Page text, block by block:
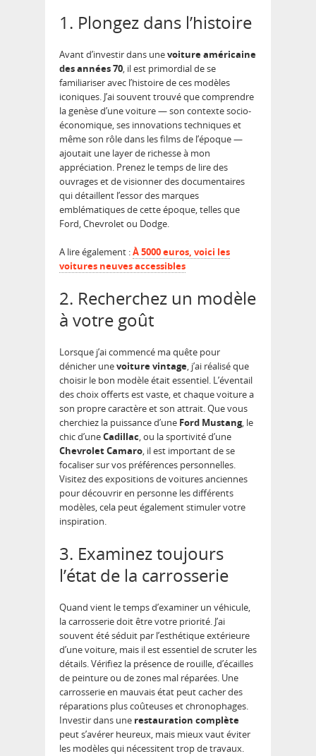
1. Plongez dans l’histoire
Avant d’investir dans unevoiture américaine
des années 70, il est primordial de se
familiariser avec l’histoire de ces modèles
iconiques. J’ai souvent trouvé que comprendre
la genèse d’une voiture — son contexte socio-
économique, ses innovations techniques et
même son rôle dans les films de l’époque —
ajoutait une layer de richesse à mon
appréciation. Prenez le temps de lire des
ouvrages et de visionner des documentaires
qui détaillent l’essor des marques
emblématiques de cette époque, telles que
Ford, Chevrolet ou Dodge.
A lire également :À 5000 euros, voici les
voitures neuves accessibles
2. Recherchez un modèle
à votre goût
Lorsque j’ai commencé ma quête pour
dénicher unevoiture vintage, j’ai réalisé que
choisir le bon modèle était essentiel. L’éventail
des choix offerts est vaste, et chaque voiture a
son propre caractère et son attrait. Que vous
cherchiez la puissance d’une Ford Mustang, le
chic d’uneCadillac, ou la sportivité d’une
Chevrolet Camaro, il est important de se
focaliser sur vos préférences personnelles.
Visitez des expositions de voitures anciennes
pour découvrir en personne les différents
modèles, cela peut également stimuler votre
inspiration.
3. Examinez toujours
l’état de la carrosserie
Quand vient le temps d’examiner un véhicule,
la carrosserie doit être votre priorité. J’ai
souvent été séduit par l’esthétique extérieure
d’une voiture, mais il est essentiel de scruter les
détails. Vérifiez la présence de rouille, d’écailles
de peinture ou de zones mal réparées. Une
carrosserie en mauvais état peut cacher des
réparations plus coûteuses et chronophages.
Investir dans une restauration complète
peut s’avérer heureux, mais mieux vaut éviter
les modèles qui nécessitent trop de travaux.